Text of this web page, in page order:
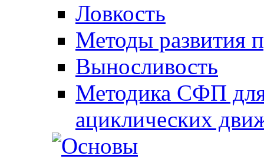
Ловкость
Методы развития
Выносливость
Методика СФП для
ациклических